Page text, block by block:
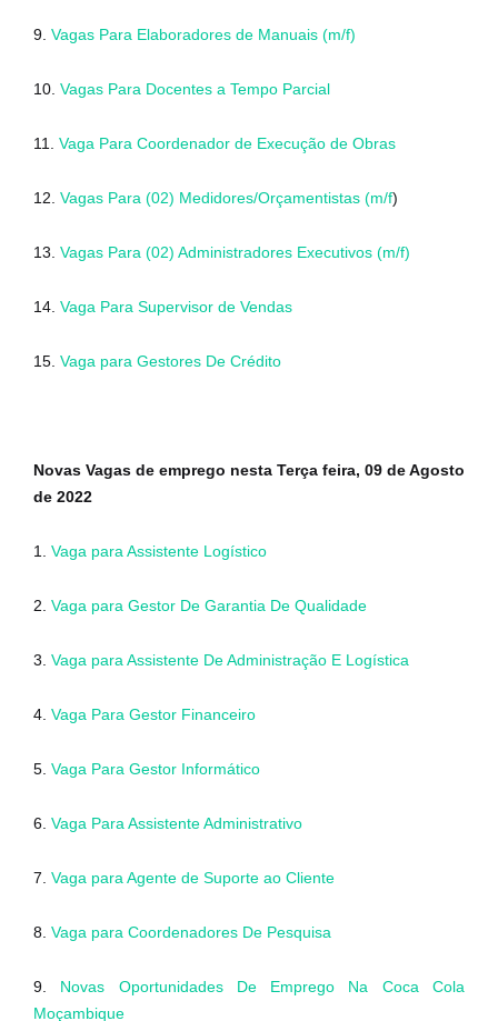
9. Vagas Para Elaboradores de Manuais (m/f)
10. Vagas Para Docentes a Tempo Parcial
11. Vaga Para Coordenador de Execução de Obras
12. Vagas Para (02) Medidores/Orçamentistas (m/f)
13. Vagas Para (02) Administradores Executivos (m/f)
14. Vaga Para Supervisor de Vendas
15. Vaga para Gestores De Crédito
Novas Vagas de emprego nesta Terça feira, 09 de Agosto
de 2022
1. Vaga para Assistente Logístico
2. Vaga para Gestor De Garantia De Qualidade
3. Vaga para Assistente De Administração E Logística
4. Vaga Para Gestor Financeiro
5. Vaga Para Gestor Informático
6. Vaga Para Assistente Administrativo
7. Vaga para Agente de Suporte ao Cliente
8. Vaga para Coordenadores De Pesquisa
9. Novas Oportunidades De Emprego Na Coca Cola
Moçambique